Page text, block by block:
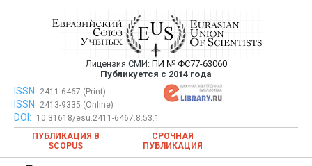
Евразийский Союз Ученых —
публикация научных статей в
ежемесячном научном журнале
Лицензия СМИ: ПИ № ФС77-63060
Публикуется с 2014 года
Евразийский Союз Ученых — публикация научных статей в
ежемесячном научном журнале
ISSN: 2411-6467 (Print)
ISSN: 2413-9335 (Online)
DOI:
10.31618/esu.2411-6467.8.53.1
ПУБЛИКАЦИЯ В
SCOPUS
СРОЧНАЯ
ПУБЛИКАЦИЯ